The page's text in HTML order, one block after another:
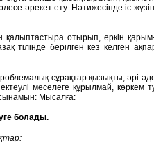
әрекет ету. Нәтижесінде іс
қалыптастыра отырып, еркін
тілінде берілген кез келген
сұрақтар қызықты, әрі
мәселеге құрылмай, көркем
Мысалға:
болады.